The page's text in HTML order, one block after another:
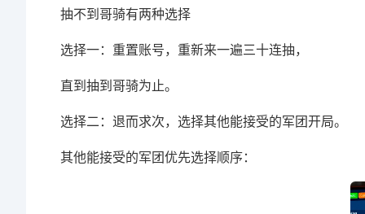
抽不到哥骑有两种选择
选择一：重置账号，重新来一遍三十连抽，
直到抽到哥骑为止。
选择二：退而求次，选择其他能接受的军团
其他能接受的军团优先选择顺序：